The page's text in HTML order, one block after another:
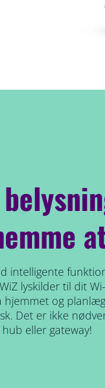
intelligente
lyskilder til dit
og
Det er ikke
eller gateway!